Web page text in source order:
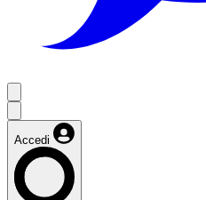
Accedi